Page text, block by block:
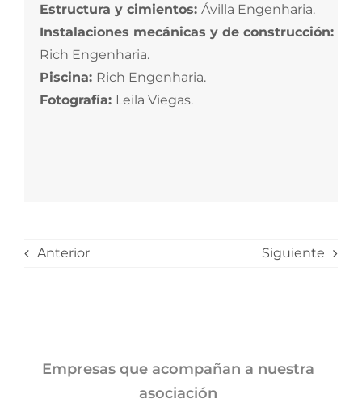
Estructura y cimientos: Ávilla Engenharia.
Instalaciones mecánicas y de construcción:
Rich Engenharia.
Piscina: Rich Engenharia.
Fotografía: Leila Viegas.
Anterior Siguiente
Empresas que acompañan a nuestra
asociación